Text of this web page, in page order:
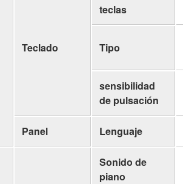
Teclado
teclas
Tipo
sensibilidad
de pulsación
Panel Lenguaje
Sonido de
piano